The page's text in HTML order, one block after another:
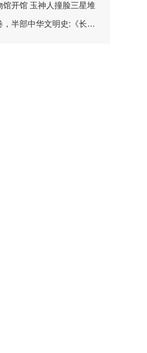
馆开馆 玉神人撞脸三星堆
明史:《长江文明大画卷》特刊全球首发